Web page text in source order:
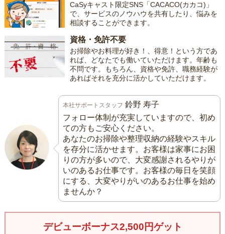
CaSyキャスト限定SNS「CACACO(カカコ)」
で、サービスのノウハウを共有したり、悩みを
相談することができます。
資格・免許不要
お掃除やお料理が好き！、得意！という方であ
れば、どなたでも働いていただけます。年齢も
不問です。もちろん、資格や免許、職務経験が
あればそれを充分に活かしていただけます。
本社サポートスタッフ 鈴野 寿子
フォロー体制が充実していますので、初め
ての方もご安心ください。
あなたのお掃除や整理収納の経験やスキル
を存分に活かせます。お客様は家事にお困
りの方が多いので、大変感謝されるやりが
いのあるお仕事です。お客様の毎日を笑顔
にする、大変やりがいのあるお仕事を始め
ませんか？
デビューボーナス2,500円ゲット